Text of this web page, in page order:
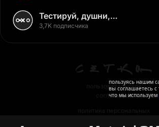
Тестируй, душни,
наслаждайся
3,7K подписчика
пользовательское
соглашение
политика персональных
пользуясь нашим
вы соглашаетесь с
что мы используем